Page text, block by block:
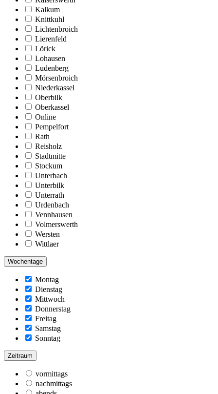
Kalkum
Knittkuhl
Lichtenbroich
Lierenfeld
Lörick
Lohausen
Ludenberg
Mörsenbroich
Niederkassel
Oberbilk
Oberkassel
Online
Pempelfort
Rath
Reisholz
Stadtmitte
Stockum
Unterbach
Unterbilk
Unterrath
Urdenbach
Vennhausen
Volmerswerth
Wersten
Wittlaer
Wochentage
Montag
Dienstag
Mittwoch
Donnerstag
Freitag
Samstag
Sonntag
Zeitraum
vormittags
nachmittags